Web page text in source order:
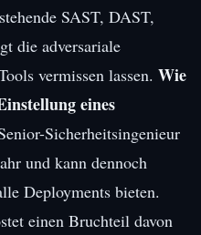
SAST, DAST,
die adversariale
vermissen lassen. Wie
eines
Sicherheitsingenieur
und kann dennoch
Deployments bieten.
einen Bruchteil davon